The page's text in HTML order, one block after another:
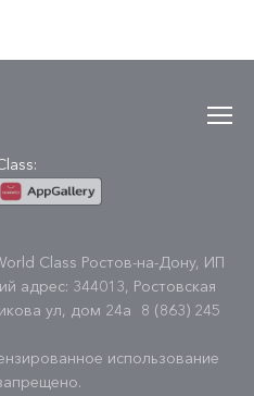
Class Ростов-на-Дону, ИП
адрес: 344013, Ростовская
ул, дом 24а
8 (863) 245
использование